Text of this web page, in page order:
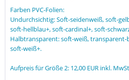
Farben PVC-Folien:
Undurchsichtig: Soft-seidenweiß, soft-
soft-hellblau+, soft-cardinal+, soft-
Halbtransparent: soft-weiß,
soft-weiß+.
Aufpreis für Größe 2: 12,00 EUR inkl.